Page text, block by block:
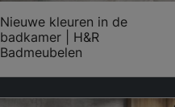
Nieuwe kleuren in de
badkamer | H&R
Badmeubelen